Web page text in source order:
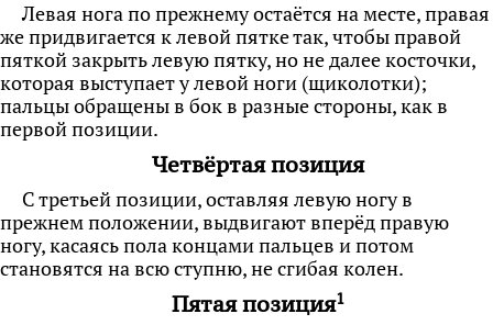
Левая нога по прежнему остаётся на месте, правая
же придвигается к левой пятке так,чтобы правой
пяткой закрыть левую пятку, но не далее косточки,
которая выступает у левой ноги (щиколотки);
пальцы обращены в бок в разные стороны, как в
первой позиции.
Четвёртая позиция
С третьей позиции, оставляя левую ногу в
прежнем положении, выдвигают вперёд правую
ногу, касаясь пола концами пальцев и потом
становятся на всю ступню, не сгибая колен.
Пятая позиция1